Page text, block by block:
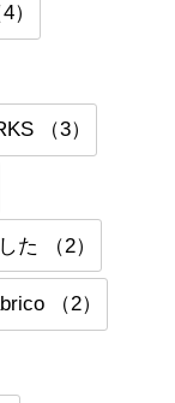
）
（3）
た （2）
（2）